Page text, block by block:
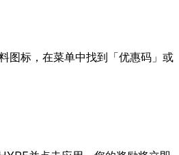
图标，在菜单中找到「优惠码」或